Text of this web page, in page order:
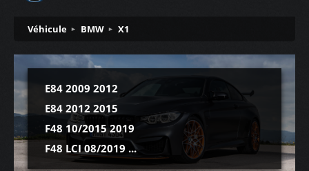
Véhicule BMW X1
E84 2009 2012
E84 2012 2015
F48 10/2015 2019
F48 LCI 08/2019 ...